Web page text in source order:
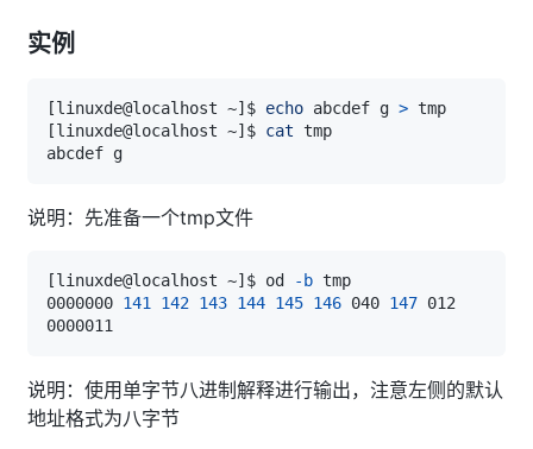
实例
[linuxde@localhost ~] $ echo abcdef g >
[linuxde@localhost ~] $ cat
说明：先准备一个tmp文件
[linuxde@localhost ~] $ od -b
0000000 141 142 143 144 145 146 040 147
说明：使用单字节八进制解释进行输出，注意左侧的默认
地址格式为八字节